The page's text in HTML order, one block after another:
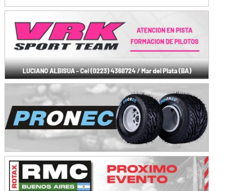
Moto Club Reginense (Tierra)
Gral. E. Godoy (Río Negro)
CSK - F7
Juventud Unida (Tierra)
Humboldt (Santa Fe)
NORESTE SANTAFESINO - F6
Ciudad de Avellaneda (Asfalto)
Avellaneda (Santa Fe)
SUR SANTAFESINO - F4
José Samuel Sánchez (Tierra)
Rufino (Santa Fe)
TUCUMANO - F5
Juan Navarro (Asfalto)
El Timbó (Tucumán)